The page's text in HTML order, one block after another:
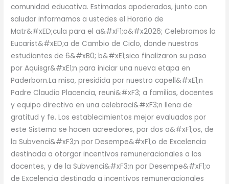
comunidad educativa. Estimados apoderados, junto con
saludar informamos a ustedes el Horario de
Matr&#xED;cula para el a&#xF1;o&#x2026; Celebramos la
Eucarist&#xED;a de Cambio de Ciclo, donde nuestros
estudiantes de 6&#xB0; b&#xE1;sico finalizaron su paso
por Aquisgr&#xE1;n para iniciar una nueva etapa en
Paderborn.La misa, presidida por nuestro capell&#xE1;n
Padre Claudio Placencia, reuni&#xF3; a familias, docentes
y equipo directivo en una celebraci&#xF3;n llena de
gratitud y fe. Los establecimientos mejor evaluados por
este Sistema se hacen acreedores, por dos a&#xF1;os, de
la Subvenci&#xF3;n por Desempe&#xF1;o de Excelencia
destinada a otorgar incentivos remuneracionales a los
docentes, y de la Subvenci&#xF3;n por Desempe&#xF1;o
de Excelencia destinada a incentivos remuneracionales